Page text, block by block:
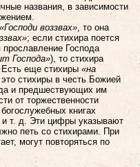
названия, в зависимости
«Господи воззвах», то она
; если стихира поется
Господа
Господа»), то стихира
еще стихиры «на
стихиры в честь Божией
и предшествующих им
от торжественности
книгах
и т. д. Эти цифры указывают
петь со стихирами. При
могут повторяться по